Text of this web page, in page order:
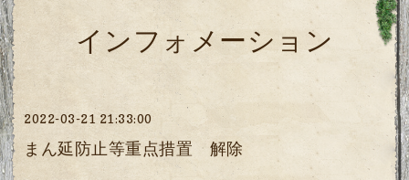
インフォメーション
2022-03-21 21:33:00
まん延防止等重点措置 解除